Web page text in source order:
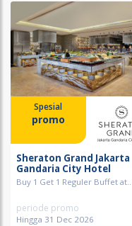
Spesial
promo
Sheraton Grand Jakarta
Gandaria City Hotel
Buy 1 Get 1 Reguler Buffet at...
periode promo
Hingga 31 Dec 2026